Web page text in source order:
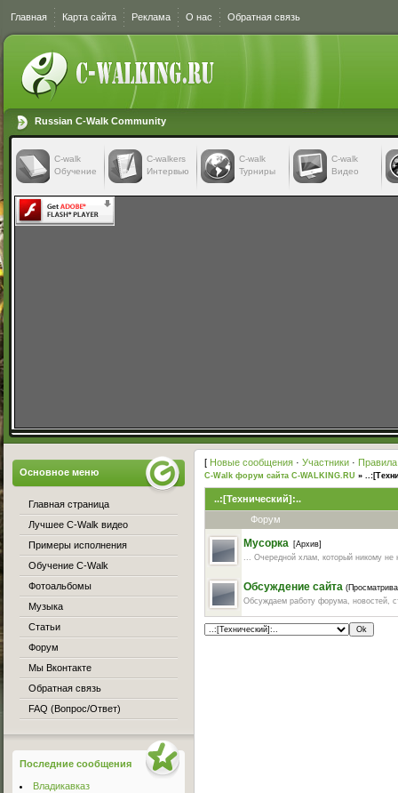
Главная Карта сайта Реклама О нас Обратная связь
Russian C-Walk Community
C-walk
Обучение
C-walkers
Интервью
С-walk
Турниры
С-walk
Видео
[ Новые сообщения · Участники ·
C-Walk форум сайта C-WALKING.RU »
..:[Технический]:..
Форум
Мусорка [Архив]
... Очередной хлам, который никому не
Обсуждение сайта
Обсуждаем работу форума, новостей,
Основное меню
Главная страница
Лучшее C-Walk видео
Примеры исполнения
Обучение C-Walk
Фотоальбомы
Музыка
Статьи
Форум
Мы Вконтакте
Обратная связь
FAQ (Вопрос/Ответ)
Последние сообщения
Владикавказ